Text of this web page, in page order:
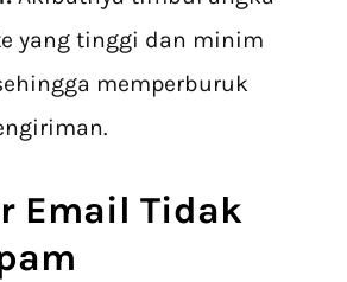
yang tinggi dan minim
memperburuk
Email Tidak